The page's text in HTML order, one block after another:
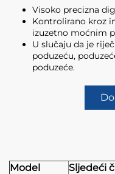
Visoko precizna
Kontrolirano kroz
izuzetno moćnim
U slučaju da je
poduzeću,
poduzeće.
Model Sljedeći